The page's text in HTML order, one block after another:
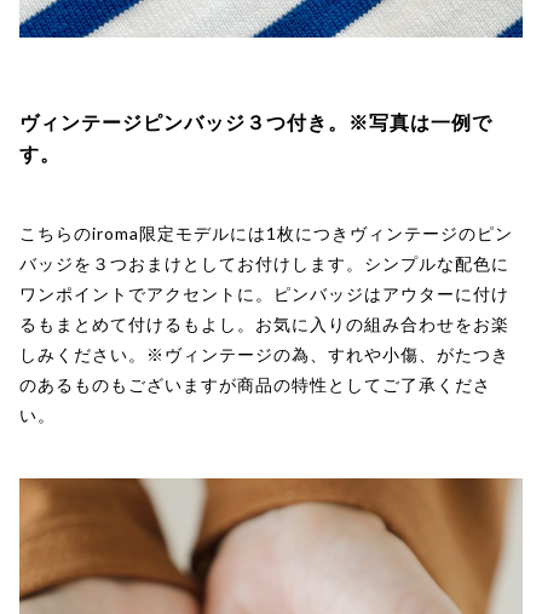
ヴィンテージピンバッジ３つ付き。※写真は一例で
す。
こちらのiroma限定モデルには1枚につきヴィンテージのピン
バッジを３つおまけとしてお付けします。シンプルな配色に
ワンポイントでアクセントに。ピンバッジはアウターに付け
るもまとめて付けるもよし。お気に入りの組み合わせをお楽
しみください。※ヴィンテージの為、すれや小傷、がたつき
のあるものもございますが商品の特性としてご了承くださ
い。